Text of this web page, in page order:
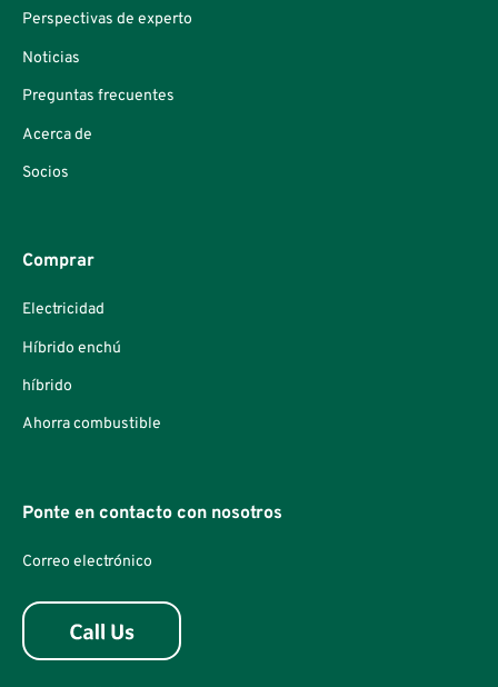
Perspectivas de experto
Noticias
Preguntas frecuentes
Acerca de
Socios
Comprar
Electricidad
Híbrido enchú
híbrido
Ahorra combustible
Ponte en contacto con nosotros
Correo electrónico